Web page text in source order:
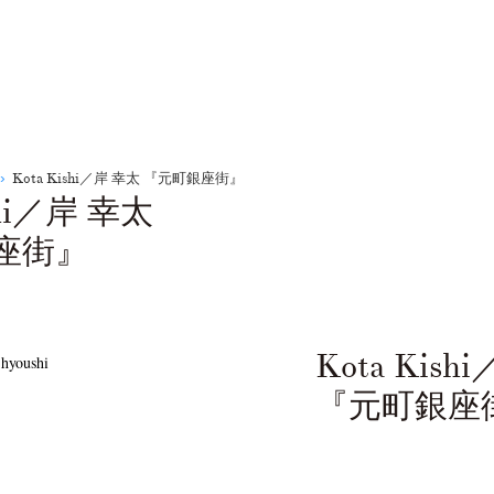
Kota Kishi／岸 幸太 『元町銀座街』
岸 幸太
』
Kota Kishi
『元町銀